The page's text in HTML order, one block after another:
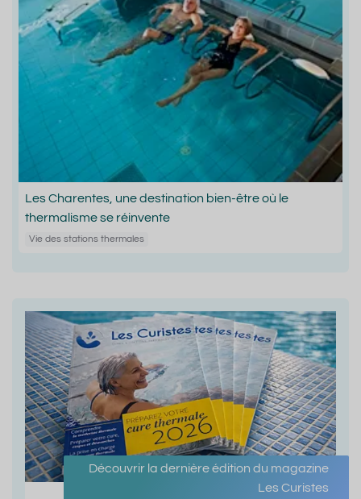
Les Charentes, une destination bien-être où le
thermalisme se réinvente
Vie des stations thermales
Découvrir la dernière édition du magazine
Les Curistes